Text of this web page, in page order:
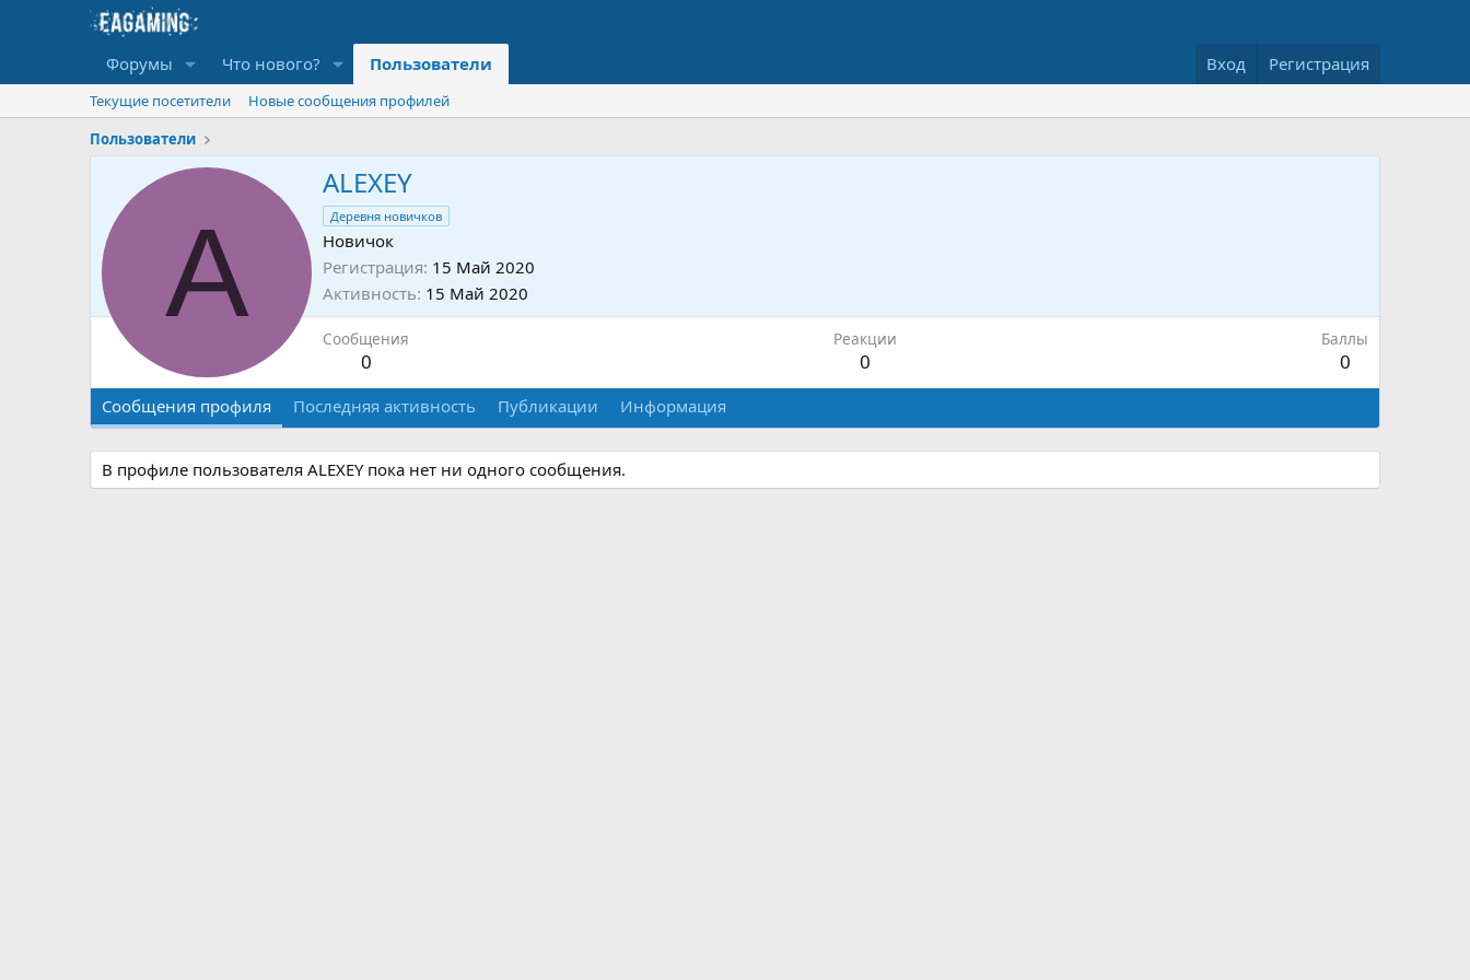
Форумы Что нового? Пользователи Вход Регистрация
Текущие посетители
Новые сообщения профилей
Пользователи
A
ALEXEY
Деревня новичков
Новичок
Регистрация 15 Май 2020
Активность 15 Май 2020
Сообщения
0
Реакции
0
Баллы
0
Сообщения профиля Последняя активность Публикации Информация
В профиле пользователя ALEXEY пока нет ни одного сообщения.